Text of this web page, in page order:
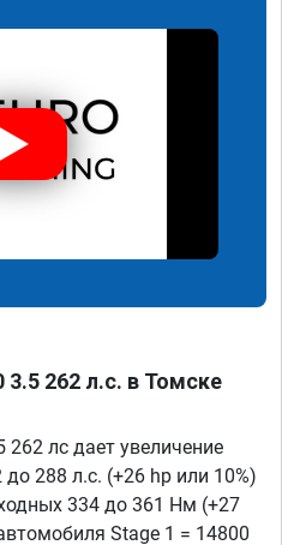
262 л.с. в Томске
лс дает увеличение
288 л.с. (+26 hp или 10%)
334 до 361 Нм (+27
Stage 1 = 14800